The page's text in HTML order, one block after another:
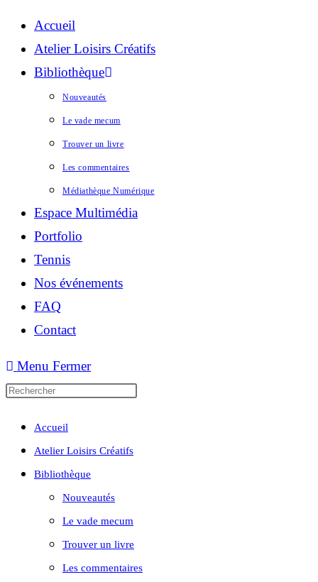
Accueil
Atelier Loisirs Créatifs
Bibliothèque
Nouveautés
Le vade mecum
Trouver un livre
Les commentaires
Médiathèque Numérique
Espace Multimédia
Portfolio
Tennis
Nos événements
FAQ
Contact
Menu Fermer
Accueil
Atelier Loisirs Créatifs
Bibliothèque
Nouveautés
Le vade mecum
Trouver un livre
Les commentaires